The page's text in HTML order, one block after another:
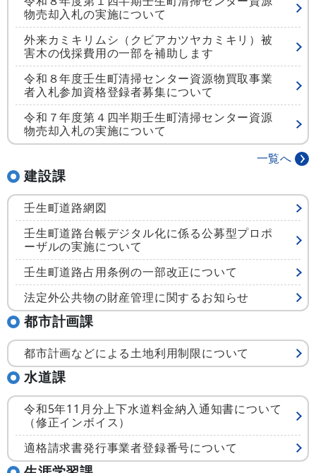
物売却入札の実施について
外来カミキリムシ（クビアカツヤカミキリ）被
害木の伐採費用の一部を補助します
令和８年度壬生町清掃センター資源物買取事業
者入札参加資格登録者募集について
令和７年度第４四半期壬生町清掃センター資源
物売却入札の実施について
一覧へ
建設課
壬生町道路網図
壬生町道路台帳デジタル化に係る公募型プロポ
ーザルの実施について
壬生町道路占用条例の一部改正について
法定外公共物の財産管理に関するお知らせ
都市計画課
都市計画などによる土地利用制限について
水道課
令和5年11月分上下水道料金納入通知書について
（修正インボイス）
適格請求書発行事業者登録番号について